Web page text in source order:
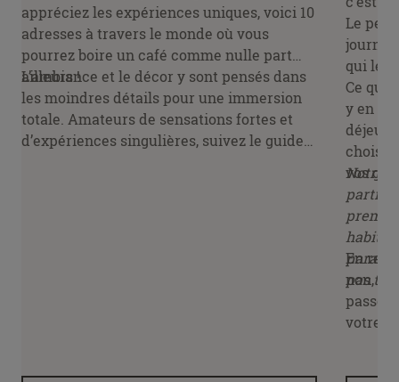
appréciez les expériences uniques, voici 10
adresses à travers le monde où vous
pourrez boire un café comme nulle part
ailleurs !
L’ambiance et le décor y sont pensés dans
les moindres détails pour une immersion
totale. Amateurs de sensations fortes et
d’expériences singulières, suivez le guide à
Le
qui le
Ce qui
y en a
vos
Notre
partir
pas
En
non, le
passer
votre